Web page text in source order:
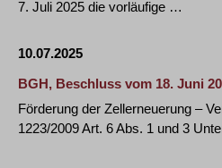
7. Juli 2025 die vorläufige …
10.07.2025
BGH, Beschluss vom 18. Juni
Förderung der Zellerneuerung –
1223/2009 Art. 6 Abs. 1 und 3